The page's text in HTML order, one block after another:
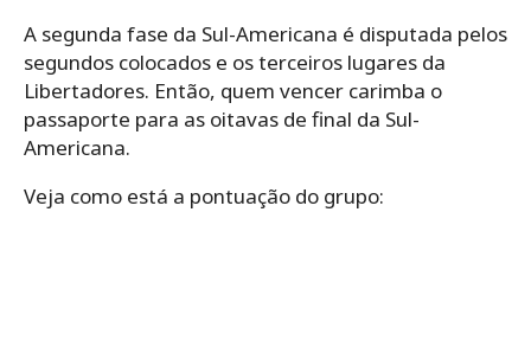
A segunda fase da Sul-Americana é disputada pelos
segundos colocados e os terceiros lugares da
Libertadores. Então, quem vencer carimba o
passaporte para as oitavas de final da Sul-
Americana.
Veja como está a pontuação do grupo: